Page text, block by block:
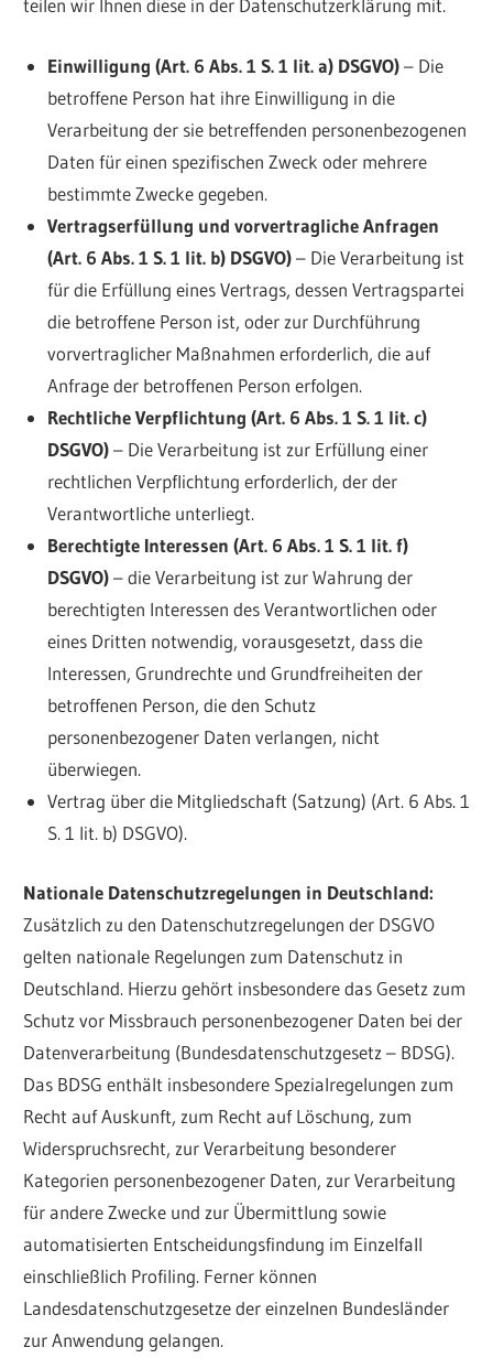
teilen wir Ihnen diese in der Datenschutzerklärung mit.
Einwilligung (Art. 6 Abs. 1 S. 1 lit. a) DSGVO)– Die
betroffene Person hat ihre Einwilligung in die
Verarbeitung der sie betreffenden personenbezogenen
Daten für einen spezifischen Zweck oder mehrere
bestimmte Zwecke gegeben.
Vertragserfüllung und vorvertragliche Anfragen
(Art. 6 Abs. 1 S. 1 lit. b) DSGVO)– Die Verarbeitung ist
für die Erfüllung eines Vertrags, dessen Vertragspartei
die betroffene Person ist, oder zur Durchführung
vorvertraglicher Maßnahmen erforderlich, die auf
Anfrage der betroffenen Person erfolgen.
Rechtliche Verpflichtung (Art. 6 Abs. 1 S. 1 lit. c)
DSGVO)– Die Verarbeitung ist zur Erfüllung einer
rechtlichen Verpflichtung erforderlich, der der
Verantwortliche unterliegt.
Berechtigte Interessen (Art. 6 Abs. 1 S. 1 lit. f)
DSGVO)– die Verarbeitung ist zur Wahrung der
berechtigten Interessen des Verantwortlichen oder
eines Dritten notwendig, vorausgesetzt, dass die
Interessen, Grundrechte und Grundfreiheiten der
betroffenen Person, die den Schutz
personenbezogener Daten verlangen, nicht
überwiegen.
Vertrag über die Mitgliedschaft (Satzung) (Art. 6 Abs. 1
S. 1 lit. b) DSGVO).
Nationale Datenschutzregelungen in Deutschland:
Zusätzlich zu den Datenschutzregelungen der DSGVO
gelten nationale Regelungen zum Datenschutz in
Deutschland. Hierzu gehört insbesondere das Gesetz zum
Schutz vor Missbrauch personenbezogener Daten bei der
Datenverarbeitung (Bundesdatenschutzgesetz – BDSG).
Das BDSG enthält insbesondere Spezialregelungen zum
Recht auf Auskunft, zum Recht auf Löschung, zum
Widerspruchsrecht, zur Verarbeitung besonderer
Kategorien personenbezogener Daten, zur Verarbeitung
für andere Zwecke und zur Übermittlung sowie
automatisierten Entscheidungsfindung im Einzelfall
einschließlich Profiling. Ferner können
Landesdatenschutzgesetze der einzelnen Bundesländer
zur Anwendung gelangen.